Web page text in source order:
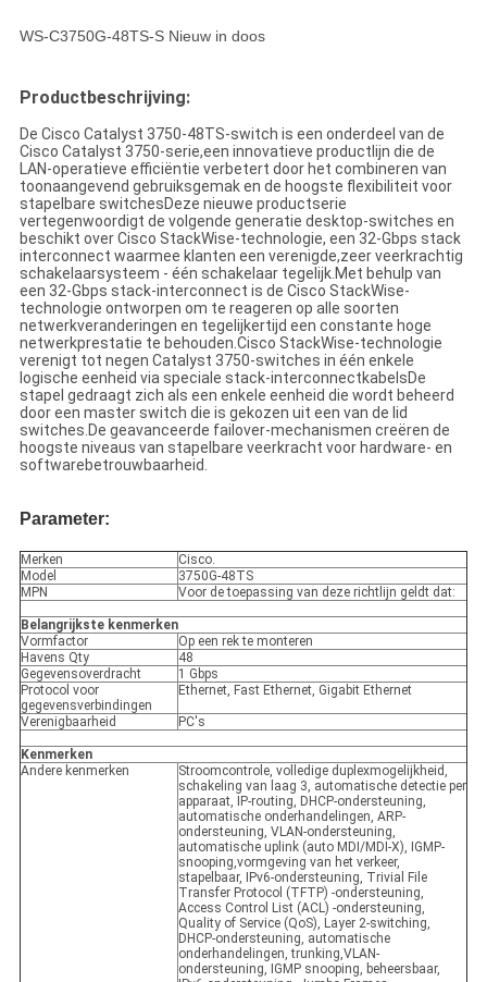
WS-C3750G-48TS-S Nieuw in doos
Productbeschrijving:
De Cisco Catalyst 3750-48TS-switch is een onderdeel van de
Cisco Catalyst 3750-serie,een innovatieve productlijn die de
LAN-operatieve efficiëntie verbetert door het combineren van
toonaangevend gebruiksgemak en de hoogste flexibiliteit voor
stapelbare switchesDeze nieuwe productserie
vertegenwoordigt de volgende generatie desktop-switches en
beschikt over Cisco StackWise-technologie, een 32-Gbps stack
interconnect waarmee klanten een verenigde,zeer veerkrachtig
schakelaarsysteem - één schakelaar tegelijk.Met behulp van
een 32-Gbps stack-interconnect is de Cisco StackWise-
technologie ontworpen om te reageren op alle soorten
netwerkveranderingen en tegelijkertijd een constante hoge
netwerkprestatie te behouden.Cisco StackWise-technologie
verenigt tot negen Catalyst 3750-switches in één enkele
logische eenheid via speciale stack-interconnectkabelsDe
stapel gedraagt zich als een enkele eenheid die wordt beheerd
door een master switch die is gekozen uit een van de lid
switches.De geavanceerde failover-mechanismen creëren de
hoogste niveaus van stapelbare veerkracht voor hardware- en
softwarebetrouwbaarheid.
Parameter:
Merken
Cisco.
Model
3750G-48TS
MPN
Voor de toepassing van deze richtlijn geldt dat:
Belangrijkste kenmerken
Vormfactor
Op een rek te monteren
Havens Qty
48
Gegevensoverdracht
1 Gbps
Protocol voor
gegevensverbindingen
Ethernet, Fast Ethernet, Gigabit Ethernet
Verenigbaarheid PC's
Kenmerken
Andere kenmerken
Stroomcontrole, volledige duplexmogelijkheid,
schakeling van laag 3, automatische detectie per
apparaat, IP-routing, DHCP-ondersteuning,
automatische onderhandelingen, ARP-
ondersteuning, VLAN-ondersteuning,
automatische uplink (auto MDI/MDI-X), IGMP-
snooping,vormgeving van het verkeer,
stapelbaar, IPv6-ondersteuning, Trivial File
Transfer Protocol (TFTP) -ondersteuning,
Access Control List (ACL) -ondersteuning,
Quality of Service (QoS), Layer 2-switching,
DHCP-ondersteuning, automatische
onderhandelingen, trunking,VLAN-
ondersteuning, IGMP snooping, beheersbaar,